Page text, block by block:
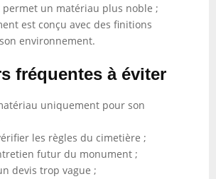
un matériau plus noble ;
est conçu avec des finitions
environnement.
fréquentes à éviter
uniquement pour son
les règles du cimetière ;
futur du monument ;
devis trop vague ;